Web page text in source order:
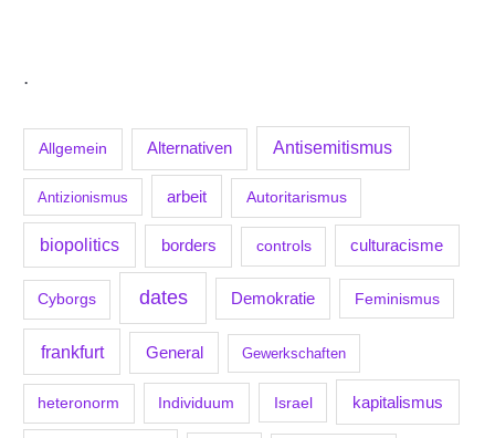
.
Allgemein Alternativen Antisemitismus
Antizionismus arbeit Autoritarismus
biopolitics borders controls culturacisme
Cyborgs dates Demokratie Feminismus
frankfurt General Gewerkschaften
heteronorm Individuum Israel kapitalismus